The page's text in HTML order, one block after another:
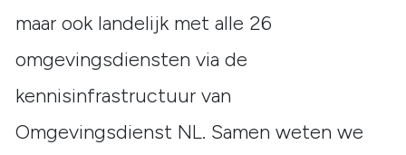
maar ook landelijk met alle 26
omgevingsdiensten via de
kennisinfrastructuur van
Omgevingsdienst NL. Samen weten we